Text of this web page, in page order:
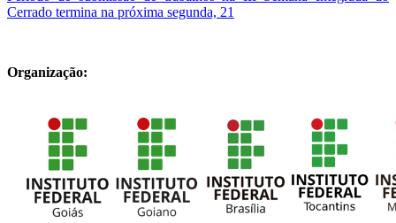
Cerrado termina na próxima segunda, 21
Organização: